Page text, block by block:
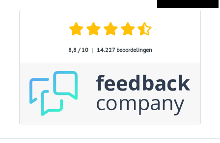
8,8 / 10 | 14.227 beoordelingen